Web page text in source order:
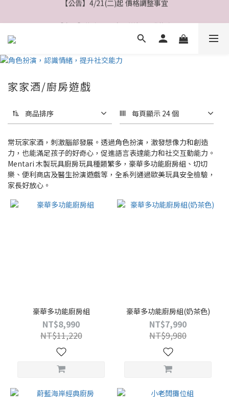
【會員】註冊會員最高送$８００購物金
【公告】4/21(二)起 價格調整事宜
家家酒/廚房遊戲
商品排序 每頁顯示 24 個
常玩家家酒，刺激腦部發展。透過角色扮演，激發想像力和創造
力，也能滿足孩子的好奇心，促進語言表達能力和社交互動能力。
Mentari 木製玩具廚房玩具種類繁多，豪華多功能廚房組、切切
樂、便利商店及醫生扮演遊戲等，全系列通過歐美玩具安全檢驗，
家長好放心。
豪華多功能廚房組
NT$8,990
NT$11,220
豪華多功能廚房組(奶茶色)
NT$7,990
NT$9,980